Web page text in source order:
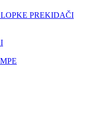
PREKIDAČI